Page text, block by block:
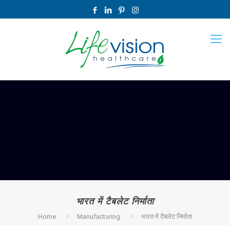
भारत में टैबलेट निर्माता
Home Manufacturing भारत में टैबलेट निर्माता